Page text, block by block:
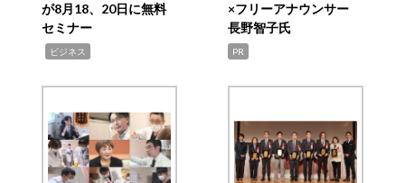
が8月18、20日に無料
セミナー
ビジネス
×フリーアナウンサー
長野智子氏
PR